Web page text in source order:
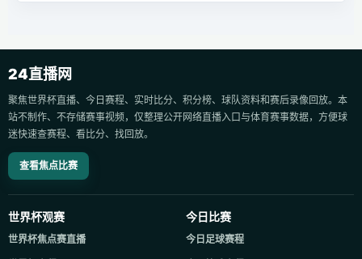
24直播网
聚焦世界杯直播、今日赛程、实时比分、积分榜、球队资料和赛后录像回放。本
站不制作、不存储赛事视频，仅整理公开网络直播入口与体育赛事数据，方便球
迷快速查赛程、看比分、找回放。
查看焦点比赛
世界杯观赛
世界杯焦点赛直播
今日比赛
今日足球赛程